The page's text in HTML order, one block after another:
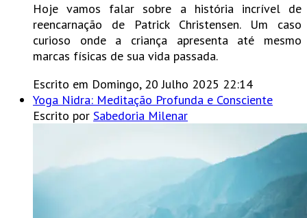
Hoje vamos falar sobre a história incrível de
reencarnação de Patrick Christensen. Um caso
curioso onde a criança apresenta até mesmo
marcas físicas de sua vida passada.
Escrito em Domingo, 20 Julho 2025 22:14
Yoga Nidra: Meditação Profunda e Consciente
Escrito por Sabedoria Milenar